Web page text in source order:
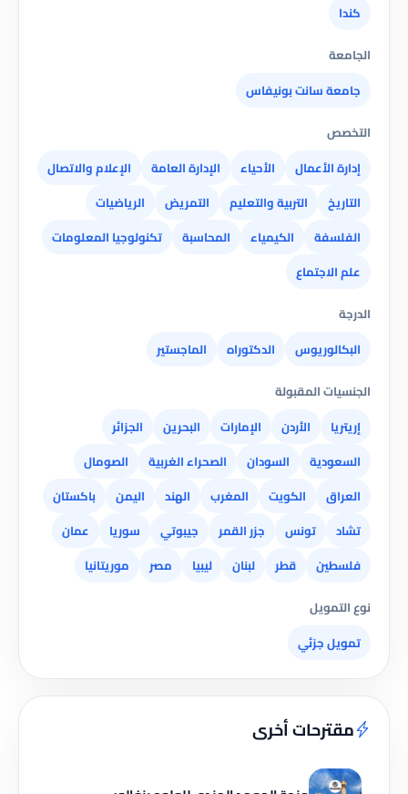
كندا
الجامعة
جامعة سانت بونيفاس
التخصص
إدارة الأعمال
الأحياء الإدارة العامة
الإعلام والاتصال
التاريخ
التربية والتعليم التمريض
الرياضيات
الفلسفة
الكيمياء المحاسبة
تكنولوجيا المعلومات
علم الاجتماع
الدرجة
البكالوريوس
الدكتوراه
الماجستير
الجنسيات المقبولة
إريتريا
الأردن الإمارات البحرين
الجزائر
السعودية
السودان الصحراء الغربية
الصومال
العراق
الكويت المغرب الهند اليمن
باكستان
تشاد
تونس جزر القمر جيبوتي سوريا
عمان
فلسطين
قطر لبنان ليبيا مصر
موريتانيا
نوع التمويل
تمويل جزئي
مقترحات أخرى